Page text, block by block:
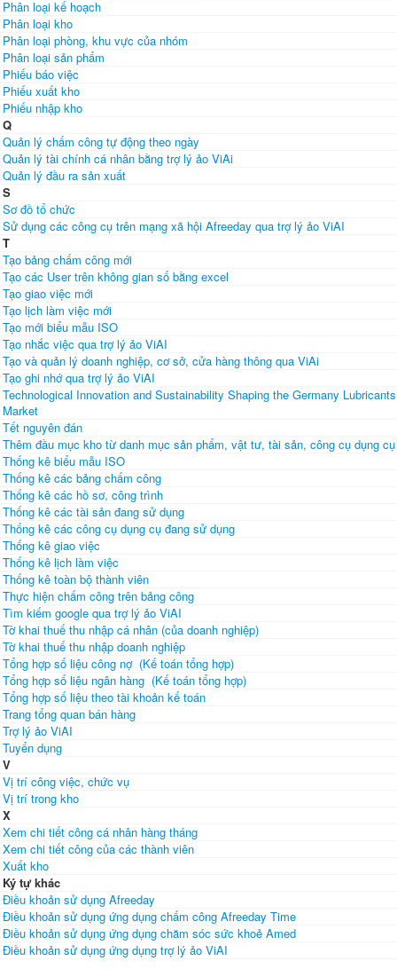
Phân loại kế hoạch
Phân loại kho
Phân loại phòng, khu vực của nhóm
Phân loại sản phẩm
Phiếu báo việc
Phiếu xuất kho
Phiếu nhập kho
Q
Quản lý chấm công tự động theo ngày
Quản lý tài chính cá nhân bằng trợ lý ảo ViAi
Quản lý đầu ra sản xuất
S
Sơ đồ tổ chức
Sử dụng các công cụ trên mạng xã hội Afreeday qua trợ lý ảo ViAI
T
Tạo bảng chấm công mới
Tạo các User trên không gian số bằng excel
Tạo giao việc mới
Tạo lịch làm việc mới
Tạo mới biểu mẫu ISO
Tạo nhắc việc qua trợ lý ảo ViAI
Tạo và quản lý doanh nghiệp, cơ sở, cửa hàng thông qua ViAi
Tạo ghi nhớ qua trợ lý ảo ViAI
Technological Innovation and Sustainability Shaping the Germany Lubricants
Market
Tết nguyên đán
Thêm đầu mục kho từ danh mục sản phẩm, vật tư, tài sản, công cụ dụng cụ
Thống kê biểu mẫu ISO
Thống kê các bảng chấm công
Thống kê các hồ sơ, công trình
Thống kê các tài sản đang sử dụng
Thống kê các công cụ dụng cụ đang sử dụng
Thống kê giao việc
Thống kê lịch làm việc
Thống kê toàn bộ thành viên
Thực hiện chấm công trên bảng công
Tìm kiếm google qua trợ lý ảo ViAI
Tờ khai thuế thu nhập cá nhân (của doanh nghiệp)
Tờ khai thuế thu nhập doanh nghiệp
Tổng hợp số liệu công nợ (Kế toán tổng hợp)
Tổng hợp số liệu ngân hàng (Kế toán tổng hợp)
Tổng hợp số liệu theo tài khoản kế toán
Trang tổng quan bán hàng
Trợ lý ảo ViAI
Tuyển dụng
V
Vị trí công việc, chức vụ
Vị trí trong kho
X
Xem chi tiết công cá nhân hàng tháng
Xem chi tiết công của các thành viên
Xuất kho
Ký tự khác
Điều khoản sử dụng Afreeday
Điều khoản sử dụng ứng dụng chấm công Afreeday Time
Điều khoản sử dụng ứng dụng chăm sóc sức khoẻ Amed
Điều khoản sử dụng ứng dụng trợ lý ảo ViAI